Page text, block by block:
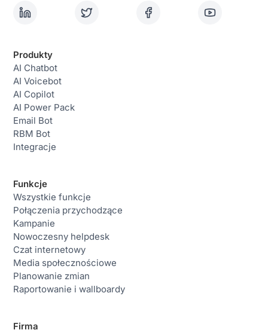
Produkty
AI Chatbot
AI Voicebot
AI Copilot
AI Power Pack
Email Bot
RBM Bot
Integracje
Funkcje
Wszystkie funkcje
Połączenia przychodzące
Kampanie
Nowoczesny helpdesk
Czat internetowy
Media społecznościowe
Planowanie zmian
Raportowanie i wallboardy
Firma